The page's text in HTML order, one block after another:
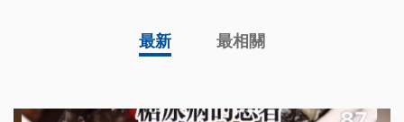
最新 最相關